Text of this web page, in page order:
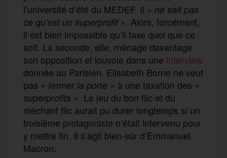
l’université d’été du MEDEF. Il « ne sait pas
ce qu’est un superprofit». Alors, forcément,
il est bien impossible qu’il taxe quoi que ce
soit. La seconde, elle, ménage davantage
son opposition et louvoie dans une interview
donnée au Parisien. Elisabeth Borne ne veut
pas « fermer la porte » à une taxation des «
superprofits ». Le jeu du bon flic et du
méchant flic aurait pu durer longtemps si un
troisième protagoniste n’était intervenu pour
y mettre fin. Il s’agit bien-sûr d’Emmanuel
Macron.